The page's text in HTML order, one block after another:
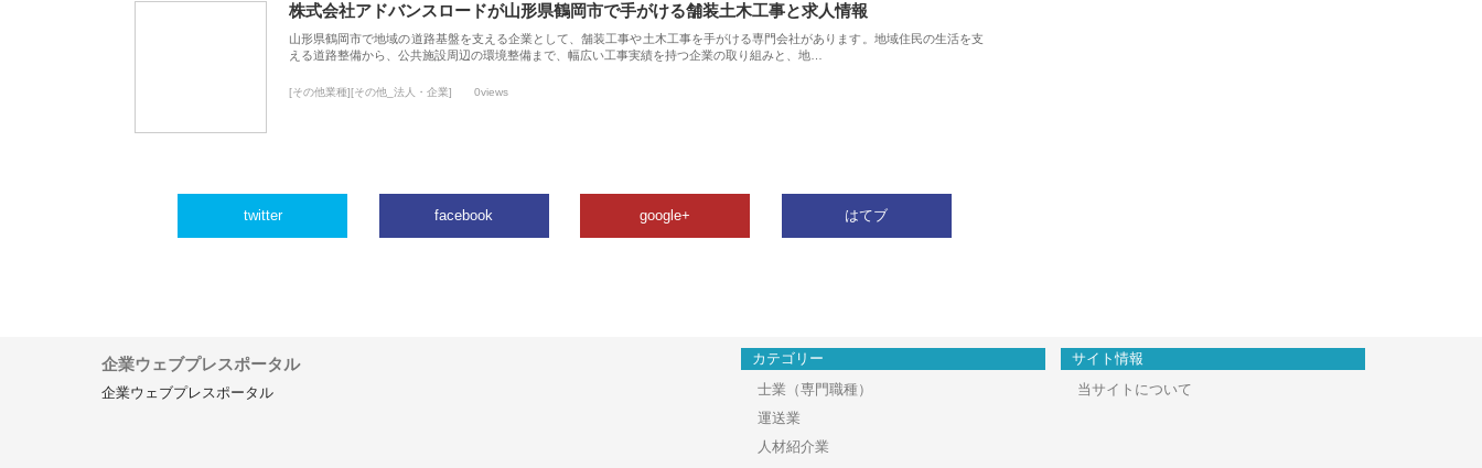
株式会社アドバンスロードが山形県鶴岡市で手がける舗装土木工事と求人情報
山形県鶴岡市で地域の道路基盤を支える企業として、舗装工事や土木工事を手がける専門会社があります。地域住民の生活を支
える道路整備から、公共施設周辺の環境整備まで、幅広い工事実績を持つ企業の取り組みと、地…
[その他業種][その他_法人・企業] 0views
twitter facebook google+ はてブ
企業ウェブプレスポータル
企業ウェブプレスポータル
カテゴリー
士業（専門職種）
運送業
人材紹介業
サイト情報
当サイトについて